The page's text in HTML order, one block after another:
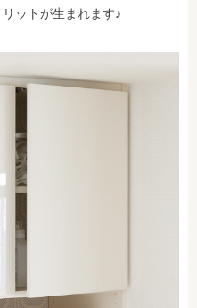
ットが生まれます♪